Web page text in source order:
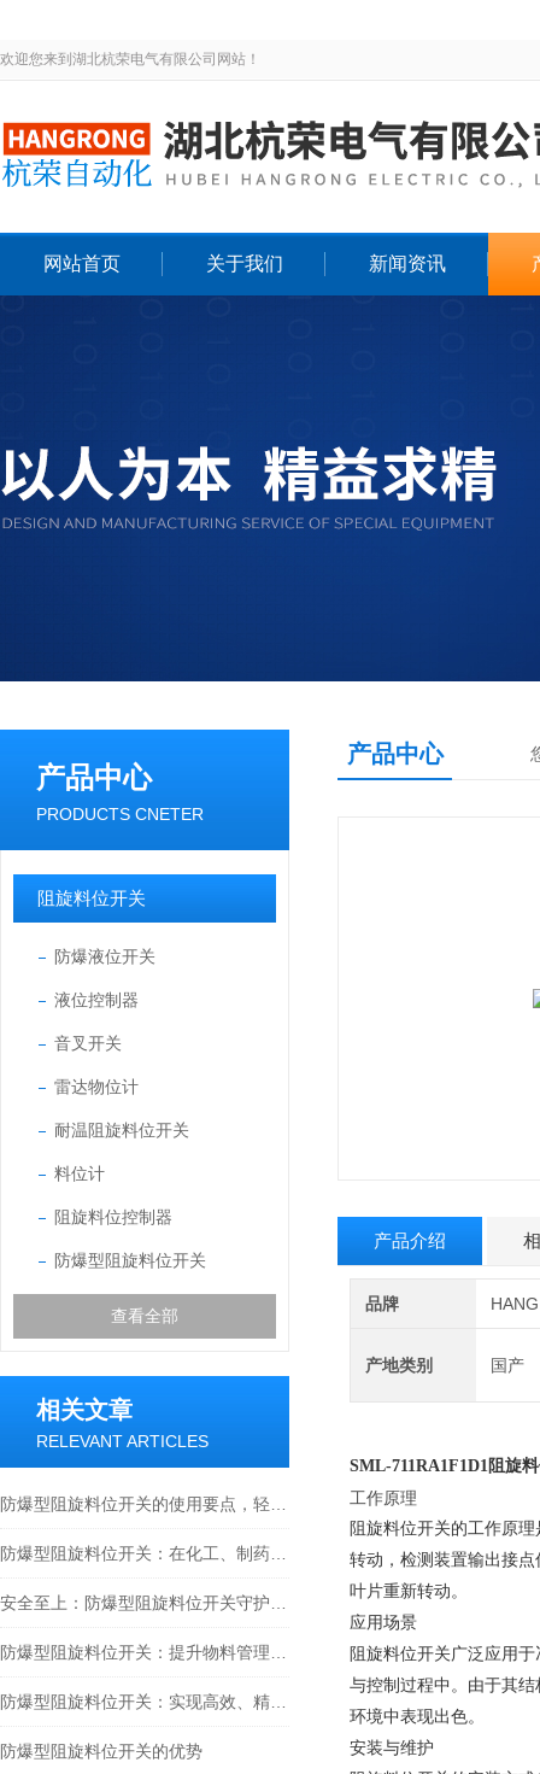
欢迎您来到湖北杭荣电气有限公司网站！
网站首页 关于我们 新闻资讯
产品中心
PRODUCTS CNETER
阻旋料位开关
防爆液位开关
液位控制器
音叉开关
雷达物位计
耐温阻旋料位开关
料位计
阻旋料位控制器
防爆型阻旋料位开关
查看全部
相关文章
RELEVANT ARTICLES
防爆型阻旋料位开关的优势
产品中心
产品介绍
品牌
产地类别 国产
SML-711RA1F1D1阻旋
工作原理
阻旋料位开关的工作原
转动，检测装置输出接
叶片重新转动。
应用场景
阻旋料位开关广泛应用
与控制过程中。由于其
环境中表现出色。
安装与维护